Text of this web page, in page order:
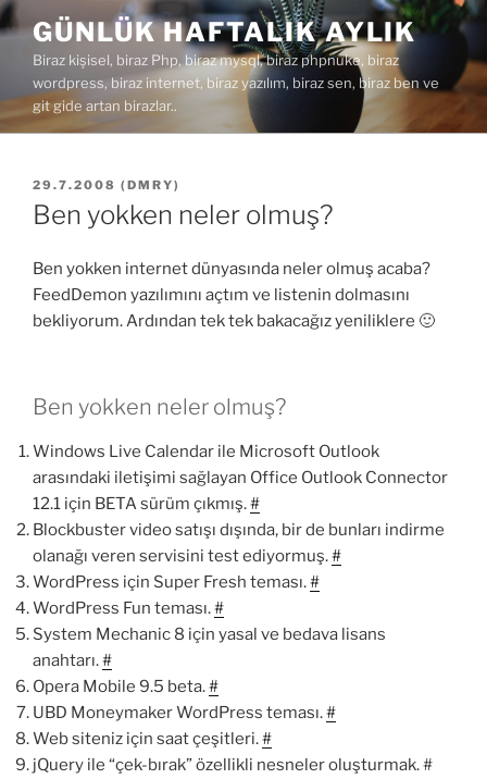
İçeriğe
geç
GÜNLÜK HAFTALIK AYLIK
Biraz kişisel, biraz Php, biraz mysql, biraz phpnuke, biraz
wordpress, biraz internet, biraz yazılım, biraz sen, biraz ben ve
git gide artan birazlar..
YAYIM
TARIHI
29.7.2008 ( DMRY)
Ben yokken neler olmuş?
Ben yokken internet dünyasında neler olmuş acaba?
FeedDemon yazılımını açtım ve listenin dolmasını
bekliyorum. Ardından tek tek bakacağız yeniliklere 🙂
Ben yokken neler olmuş?
Windows Live Calendar ile Microsoft Outlook
arasındaki iletişimi sağlayan Office Outlook Connector
12.1 için BETA sürüm çıkmış.#
Blockbuster video satışı dışında, bir de bunları indirme
olanağı veren servisini test ediyormuş.#
WordPress için Super Fresh teması.#
WordPress Fun teması.#
System Mechanic 8 için yasal ve bedava lisans
anahtarı.#
Opera Mobile 9.5 beta.#
UBD Moneymaker WordPress teması.#
Web siteniz için saat çeşitleri.#
jQuery ile “çek-bırak” özellikli nesneler oluşturmak. #